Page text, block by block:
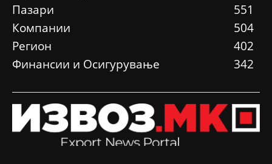
Пазари
551
Компании
504
Регион
402
Финансии и Осигурување
342